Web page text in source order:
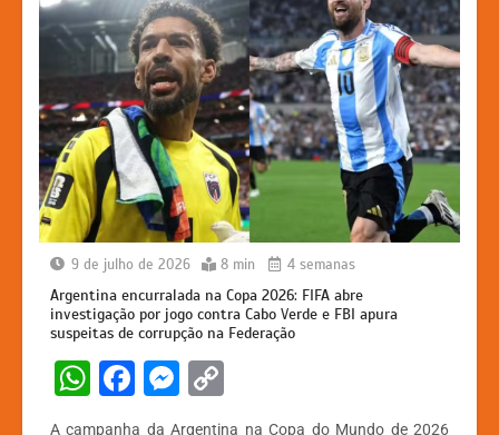
9 de julho de 2026 8 min 4 semanas
Argentina encurralada na Copa 2026: FIFA abre
investigação por jogo contra Cabo Verde e FBI apura
suspeitas de corrupção na Federação
W F
a
M
A campanha da Argentina na Copa do Mundo de 2026